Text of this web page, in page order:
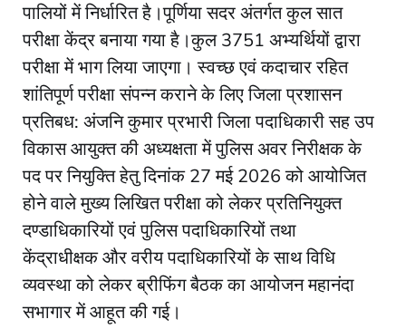
पालियों में निर्धारित है।पूर्णिया सदर अंतर्गत कुल सात
परीक्षा केंद्र बनाया गया है।कुल 3751 अभ्यर्थियों द्वारा
परीक्षा में भाग लिया जाएगा। स्वच्छ एवं कदाचार रहित
शांतिपूर्ण परीक्षा संपन्न कराने के लिए जिला प्रशासन
प्रतिबध: अंजनि कुमार प्रभारी जिला पदाधिकारी सह उप
विकास आयुक्त की अध्यक्षता में पुलिस अवर निरीक्षक के
पद पर नियुक्ति हेतु दिनांक 27 मई 2026 को आयोजित
होने वाले मुख्य लिखित परीक्षा को लेकर प्रतिनियुक्त
दण्डाधिकारियों एवं पुलिस पदाधिकारियों तथा
केंद्राधीक्षक और वरीय पदाधिकारियों के साथ विधि
व्यवस्था को लेकर ब्रीफिंग बैठक का आयोजन महानंदा
सभागार में आहूत की गई।